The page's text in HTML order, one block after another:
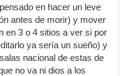
en hacer un leve
antes de morir) y mover
en 3 o 4 sitios a ver si por
ya sería un sueño) y
nacional de estas de
no va ni dios a los